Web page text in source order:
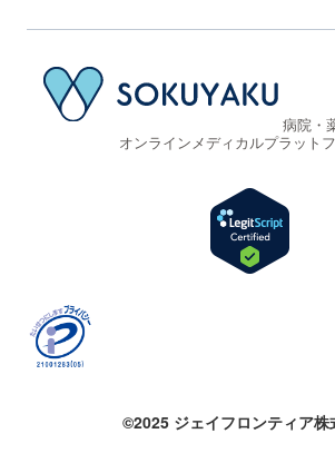
病院・
オンラインメディカルプラット
©2025 ジェイフロンティア株